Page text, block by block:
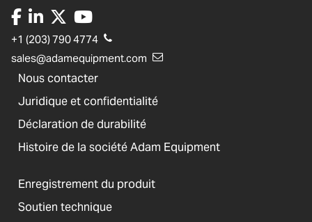
+1 (203) 790 4774
sales@adamequipment.com
Nous contacter
Juridique et confidentialité
Déclaration de durabilité
Histoire de la société Adam Equipment
Enregistrement du produit
Soutien technique